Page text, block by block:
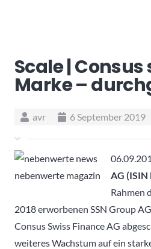
Scale |
Marke –
avr 6 September 2019
AG (ISIN
Rahmen
2018 erworbenen SSN Group
Consus Swiss Finance AG
weiteres Wachstum auf ein